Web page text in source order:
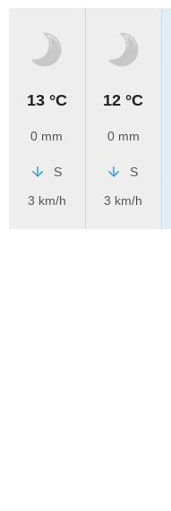
13 °C
0 mm
S
3 km/h
12 °C
0 mm
S
3 km/h